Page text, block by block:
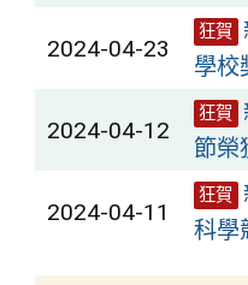
2024-04-23
狂賀
學校
2024-04-12
狂賀
節榮
2024-04-11
狂賀
科學